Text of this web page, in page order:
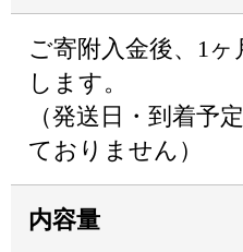
ご寄附入金後、1
します。
（発送日・到着予
ておりません）
内容量